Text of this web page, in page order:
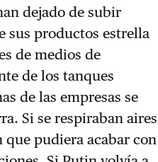
dejado de subir
sus productos estrella
de medios de
de los tanques
de las empresas se
Si se respiraban aires
que pudiera acabar con